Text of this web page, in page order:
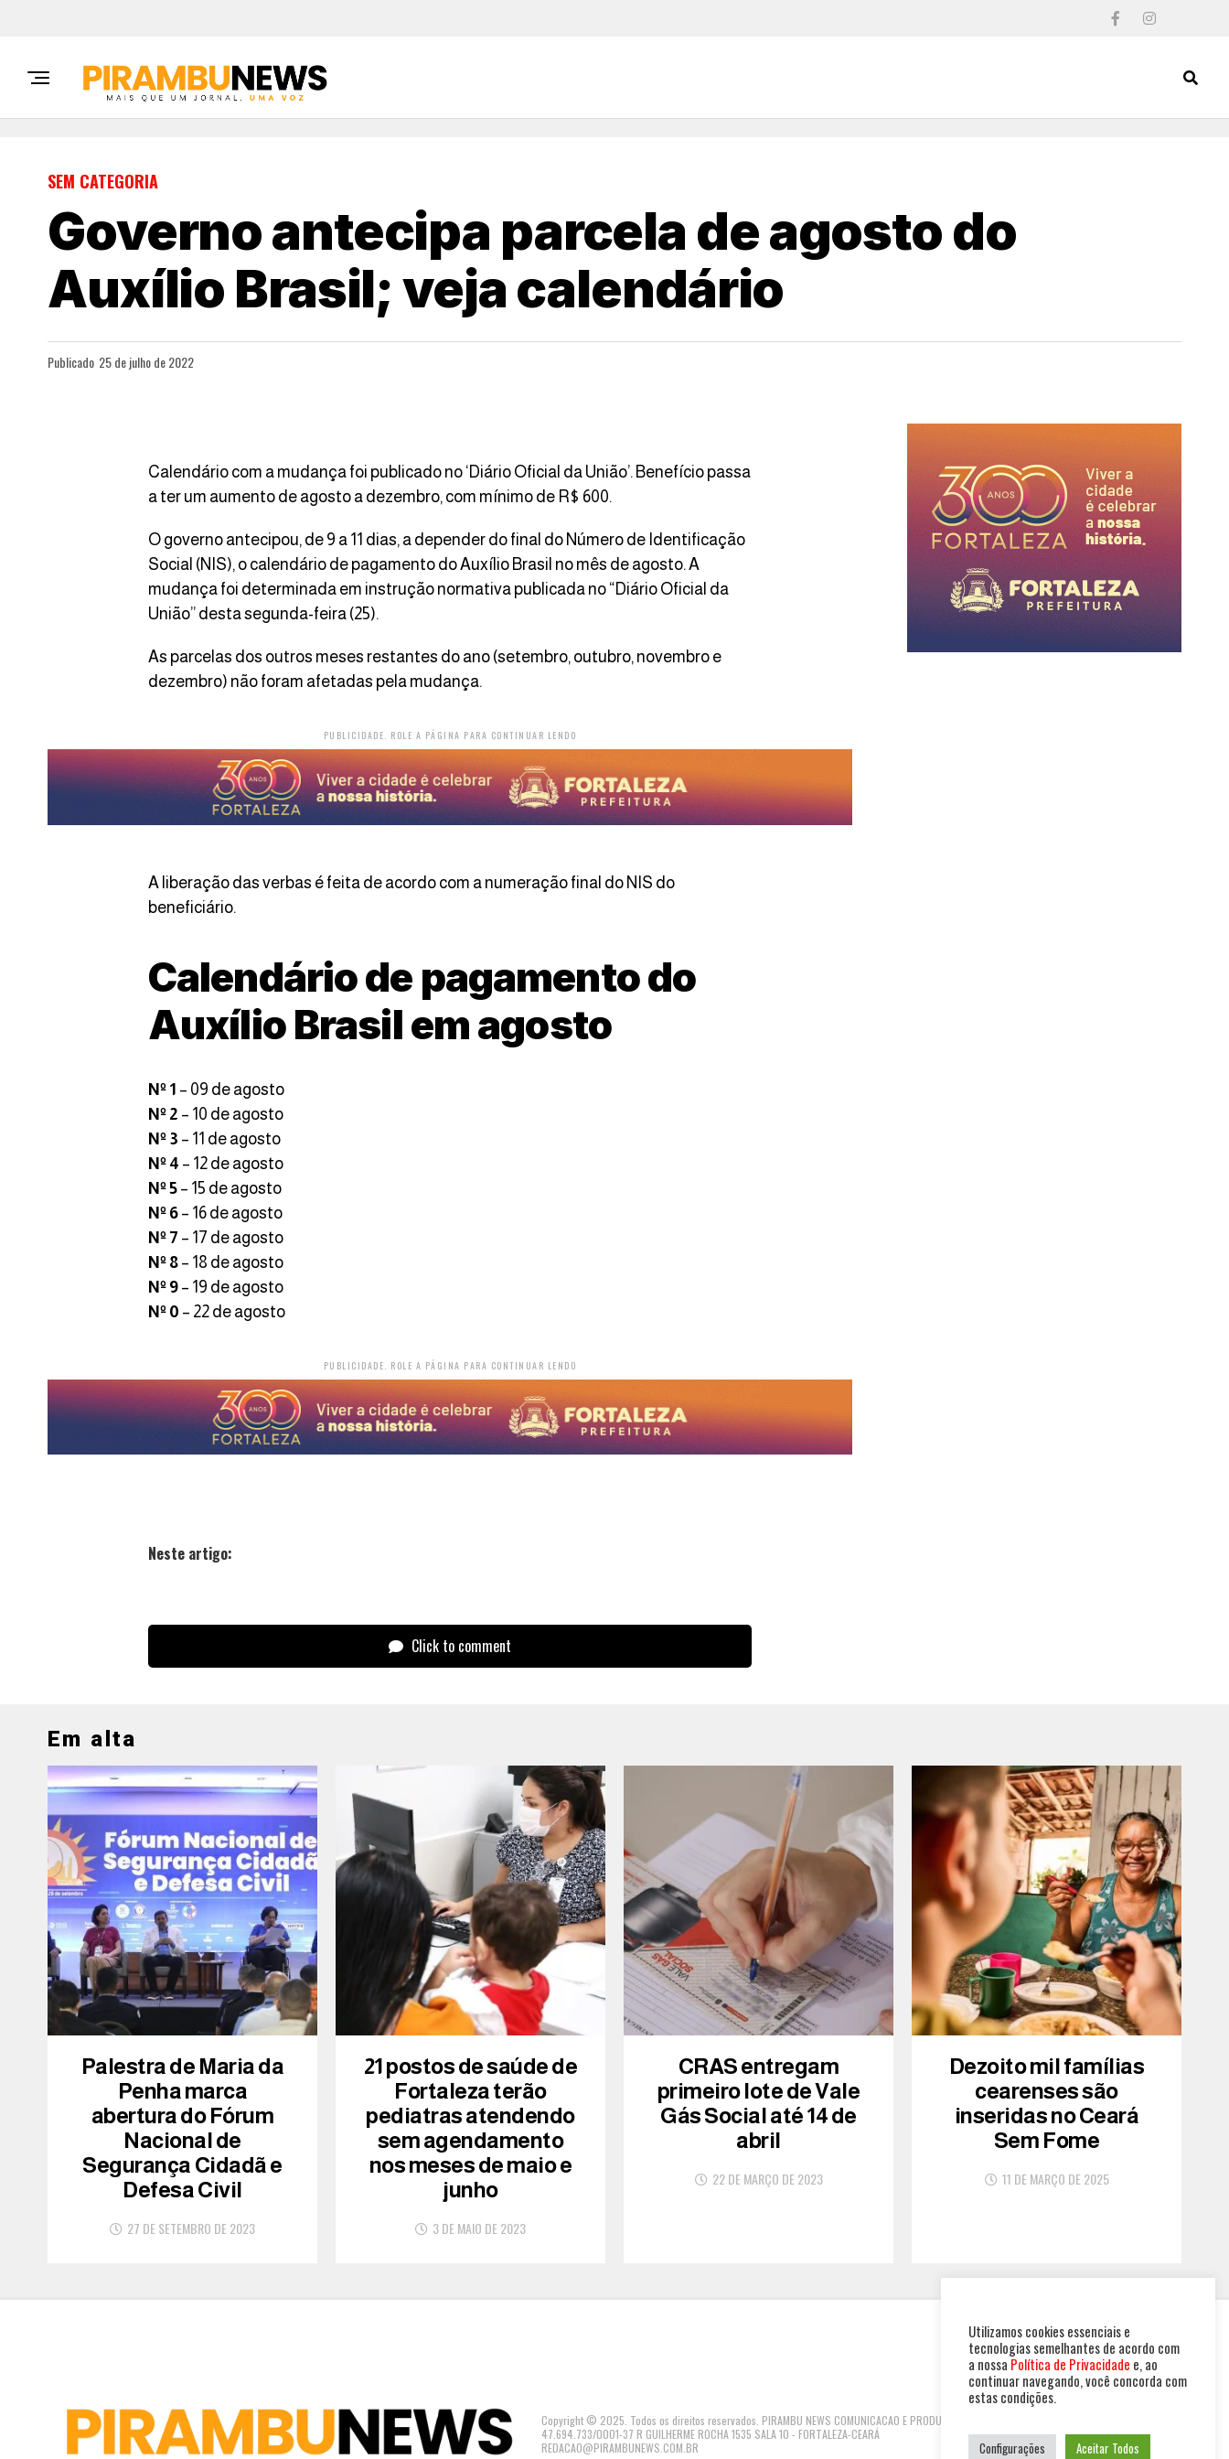
SEM CATEGORIA
Governo antecipa parcela de agosto do
Auxílio Brasil; veja calendário
Publicado 25 de julho de 2022
Calendário com a mudança foi publicado no ‘Diário Oficial da União’. Benefício passa
a ter um aumento de agosto a dezembro, com mínimo de R$ 600.
O governo antecipou, de 9 a 11 dias, a depender do final do Número de Identificação
Social (NIS), o calendário de pagamento do Auxílio Brasil no mês de agosto. A
mudança foi determinada em instrução normativa publicada no “Diário Oficial da
União” desta segunda-feira (25).
As parcelas dos outros meses restantes do ano (setembro, outubro, novembro e
dezembro) não foram afetadas pela mudança.
PUBLICIDADE. ROLE A PÁGINA PARA CONTINUAR LENDO
A liberação das verbas é feita de acordo com a numeração final do NIS do
beneficiário.
Calendário de pagamento do
Auxílio Brasil em agosto
Nº 1 – 09 de agosto
Nº 2 – 10 de agosto
Nº 3 – 11 de agosto
Nº 4 – 12 de agosto
Nº 5 – 15 de agosto
Nº 6 – 16 de agosto
Nº 7 – 17 de agosto
Nº 8 – 18 de agosto
Nº 9 – 19 de agosto
Nº 0 – 22 de agosto
PUBLICIDADE. ROLE A PÁGINA PARA CONTINUAR LENDO
Neste artigo:
Click to comment
Em alta
Palestra de Maria da
Penha marca
abertura do Fórum
Nacional de
Segurança Cidadã e
Defesa Civil
27 DE SETEMBRO DE 2023
21 postos de saúde de
Fortaleza terão
pediatras atendendo
sem agendamento
nos meses de maio e
junho
3 DE MAIO DE 2023
CRAS entregam
primeiro lote de Vale
Gás Social até 14 de
abril
22 DE MARÇO DE 2023
Dezoito mil famílias
cearenses são
inseridas no Ceará
Sem Fome
11 DE MARÇO DE 2025
Copyright © 2025. Todos os direitos reservados. PIRAMBU NEWS COMUNICACAO E PRODUTOS LTDA | CNPJ:
47.694.733/0001-37 R GUILHERME ROCHA 1535 SALA 10 - FORTALEZA-CEARÁ
REDACAO@PIRAMBUNEWS.COM.BR
Utilizamos cookies essenciais e
tecnologias semelhantes de acordo com
a nossa Política de Privacidade e, ao
continuar navegando, você concorda com
estas condições.
Configurações Aceitar Todos